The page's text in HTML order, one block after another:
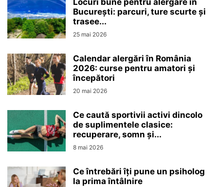
București: parcuri, ture scurte și
trasee...
25 mai 2026
Calendar alergări în România
2026: curse pentru amatori și
începători
20 mai 2026
Ce caută sportivii activi dincolo
de suplimentele clasice:
recuperare, somn și...
8 mai 2026
Ce întrebări îți pune un psiholog
la prima întâlnire